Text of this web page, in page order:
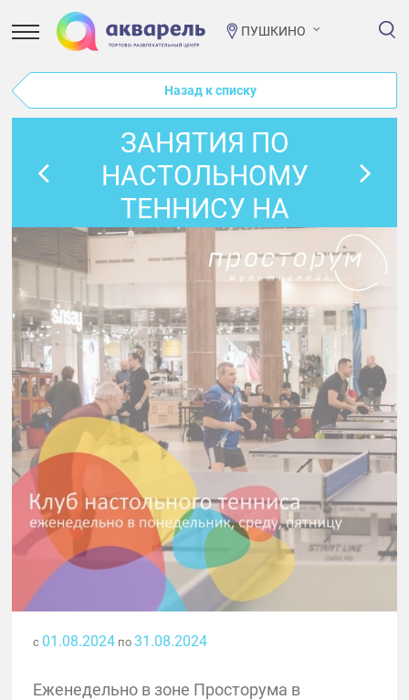
ПУШКИНО
Назад к списку
ЗАНЯТИЯ ПО
НАСТОЛЬНОМУ
ТЕННИСУ НА
АВГУСТ
с 01.08.2024 по 31.08.2024
Еженедельно в зоне Просторума в